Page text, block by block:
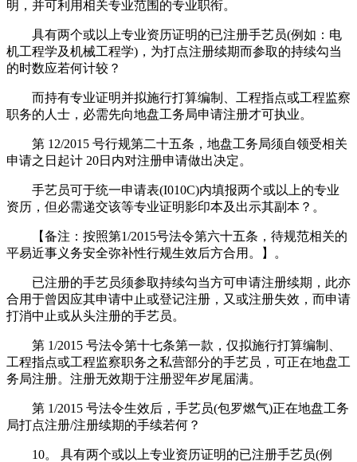
明，并可利用相关专业范围的专业职衔。
具有两个或以上专业资历证明的已注册手艺员(例如：电
机工程学及机械工程学)，为打点注册续期而参取的持续勾当
的时数应若何计较？
而持有专业证明并拟施行打算编制、工程指点或工程监察
职务的人士，必需先向地盘工务局申请注册才可执业。
第 12/2015 号行规第二十五条，地盘工务局须自领受相关
申请之日起计 20日内对注册申请做出决定。
手艺员可于统一申请表(I010C)内填报两个或以上的专业
资历，但必需递交该等专业证明影印本及出示其副本？。
【备注：按照第1/2015号法令第六十五条，待规范相关的
平易近事义务安全弥补性行规生效后方合用。】。
已注册的手艺员须参取持续勾当方可申请注册续期，此亦
合用于曾因应其申请中止或登记注册，又或注册失效，而申请
打消中止或从头注册的手艺员。
第 1/2015 号法令第十七条第一款，仅拟施行打算编制、
工程指点或工程监察职务之私营部分的手艺员，可正在地盘工
务局注册。注册无效期于注册翌年岁尾届满。
第 1/2015 号法令生效后，手艺员(包罗燃气)正在地盘工务
局打点注册/注册续期的手续若何？
10。 具有两个或以上专业资历证明的已注册手艺员(例